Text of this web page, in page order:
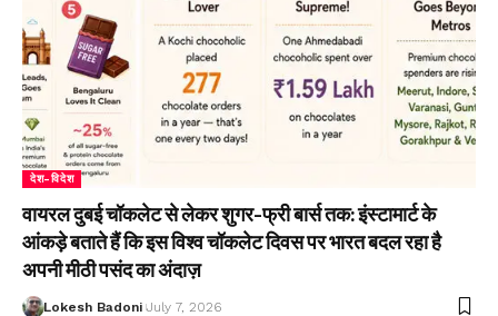
देश-विदेश
वायरल दुबई चॉकलेट से लेकर शुगर-फ्री बार्स तक: इंस्टामार्ट के
आंकड़े बताते हैं कि इस विश्व चॉकलेट दिवस पर भारत बदल रहा है
अपनी मीठी पसंद का अंदाज़
Lokesh Badoni July 7, 2026